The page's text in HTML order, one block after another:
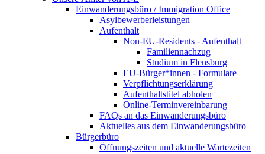
Einwanderungsbüro / Immigration Office
Asylbewerberleistungen
Aufenthalt
Non-EU-Residents - Aufenthalt
Familiennachzug
Studium in Flensburg
EU-Bürger*innen - Formulare
Verpflichtungserklärung
Aufenthaltstitel abholen
Online-Terminvereinbarung
FAQs an das Einwanderungsbüro
Aktuelles aus dem Einwanderungsbüro
Bürgerbüro
Öffnungszeiten und aktuelle Wartezeiten